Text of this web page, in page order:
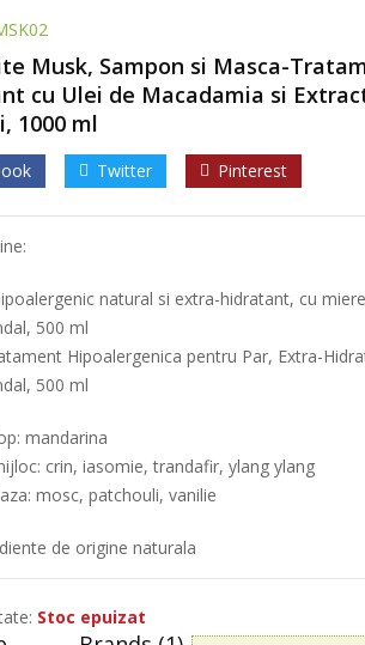
Musk, Sampon si Masca-
cu Ulei de Macadamia si
1000 ml
Twitter Pinterest
natural si extra-hidratant, cu
500 ml
Hipoalergenica pentru Par, Extra-
500 ml
mandarina
crin, iasomie, trandafir, ylang ylang
mosc, patchouli, vanilie
de origine naturala
Stoc epuizat